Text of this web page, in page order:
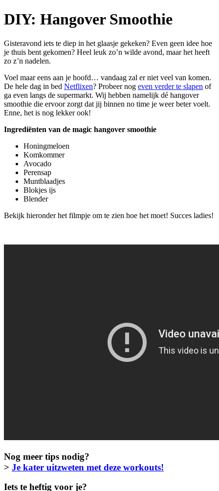
DIY: Hangover Smoothie
Gisteravond iets te diep in het glaasje gekeken? Even geen idee hoe
je thuis bent gekomen? Heel leuk zo’n wilde avond, maar het heeft
zo z’n nadelen.
Voel maar eens aan je hoofd… vandaag zal er niet veel van komen.
De hele dag in bed Netflixen? Probeer nog even verder te slapen of
ga even langs de supermarkt. Wij hebben namelijk dé hangover
smoothie die ervoor zorgt dat jij binnen no time je weer beter voelt.
Enne, het is nog lekker ook!
Ingrediënten van de magic hangover smoothie
Honingmeloen
Komkommer
Avocado
Perensap
Muntblaadjes
Blokjes ijs
Blender
Bekijk hieronder het filmpje om te zien hoe het moet! Succes ladies!
Nog meer tips nodig?
> Je kater uitzweten met deze workouts!
Iets te heftig voor je?